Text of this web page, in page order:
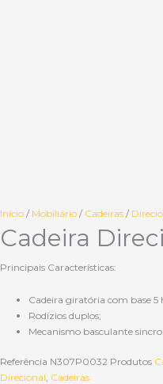
Início / Mobiliário / Cadeiras /
Cadeira
Principais Características:
Cadeira giratória com base 5
Rodízios duplos;
Mecanismo basculante
Referência N307P0032 Produtos
Direcional Cadeiras